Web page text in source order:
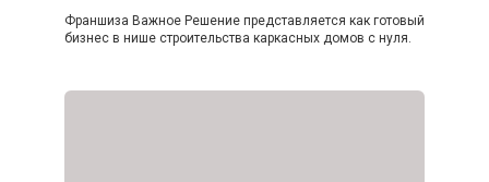
Франшиза Важное Решение представляется как готовый
бизнес в нише строительства каркасных домов с нуля.